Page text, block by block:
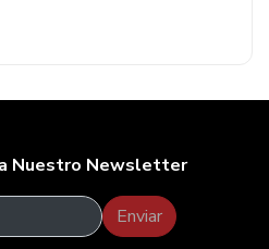
Nuestro Newsletter
Enviar